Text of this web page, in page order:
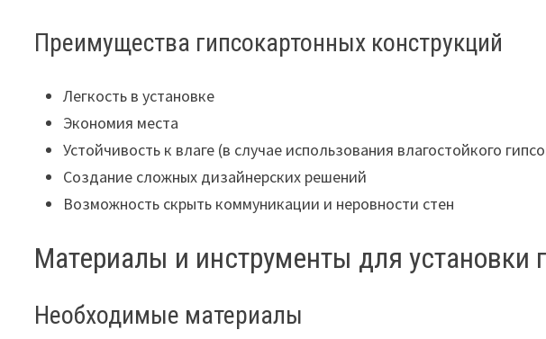
Преимущества гипсокартонных конструкций
Легкость в установке
Экономия места
Устойчивость к влаге (в случае использования влагостойкого
Создание сложных дизайнерских решений
Возможность скрыть коммуникации и неровности стен
Материалы и инструменты для установки
Необходимые материалы